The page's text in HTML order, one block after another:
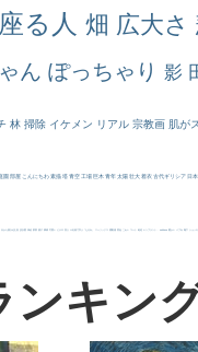
る人 畑 広大さ
ん ぽっちゃり 影
林 掃除 イケメン リアル 宗教画 肌が
庭園 部屋 こんにちわ 素描 塔 青空 工場 巨木 青年 太陽 壮大 着衣 古代ギリシア 日
天から覗き込む顔 設計図 挿絵 群衆 親子 裸婦 可愛い ピサロ ＃名画で学ぶ「たるみ」 ニーソックス 躍動感 黄色 こわい コート 畦道 レンブラント・ sekkusu 暖かい バブみ 靴下 ショッ
ンキン